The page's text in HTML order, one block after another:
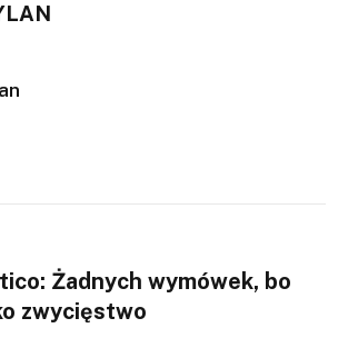
Żadnych wymówek, bo
zwycięstwo